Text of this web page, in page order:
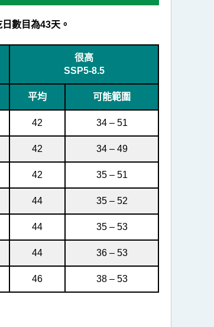
數目為43天。
很高
SSP5-8.5
平均 可能範圍
42 34 – 51
42 34 – 49
42 35 – 51
44 35 – 52
44 35 – 53
44 36 – 53
46 38 – 53